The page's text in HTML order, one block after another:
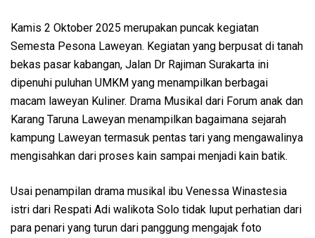
Kamis 2 Oktober 2025 merupakan puncak kegiatan
Semesta Pesona Laweyan. Kegiatan yang berpusat di tanah
bekas pasar kabangan, Jalan Dr Rajiman Surakarta ini
dipenuhi puluhan UMKM yang menampilkan berbagai
macam laweyan Kuliner. Drama Musikal dari Forum anak dan
Karang Taruna Laweyan menampilkan bagaimana sejarah
kampung Laweyan termasuk pentas tari yang mengawalinya
mengisahkan dari proses kain sampai menjadi kain batik.
Usai penampilan drama musikal ibu Venessa Winastesia
istri dari Respati Adi walikota Solo tidak luput perhatian dari
para penari yang turun dari panggung mengajak foto